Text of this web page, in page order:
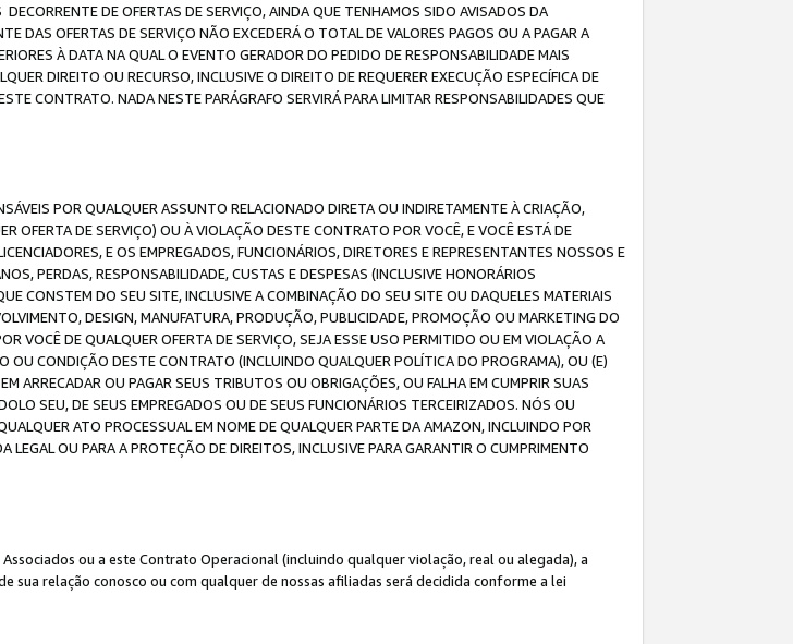
DE OFERTAS DE SERVIÇO, AINDA QUE TENHAMOS SIDO AVISADOS DA
DAS OFERTAS DE SERVIÇO NÃO EXCEDERÁ O TOTAL DE VALORES PAGOS OU A PAGAR A
À DATA NA QUAL O EVENTO GERADOR DO PEDIDO DE RESPONSABILIDADE MAIS
DIREITO OU RECURSO, INCLUSIVE O DIREITO DE REQUERER EXECUÇÃO ESPECÍFICA DE
CONTRATO. NADA NESTE PARÁGRAFO SERVIRÁ PARA LIMITAR RESPONSABILIDADES QUE
POR QUALQUER ASSUNTO RELACIONADO DIRETA OU INDIRETAMENTE À CRIAÇÃO,
OFERTA DE SERVIÇO) OU À VIOLAÇÃO DESTE CONTRATO POR VOCÊ, E VOCÊ ESTÁ DE
E OS EMPREGADOS, FUNCIONÁRIOS, DIRETORES E REPRESENTANTES NOSSOS E
PERDAS, RESPONSABILIDADE, CUSTAS E DESPESAS (INCLUSIVE HONORÁRIOS
CONSTEM DO SEU SITE, INCLUSIVE A COMBINAÇÃO DO SEU SITE OU DAQUELES MATERIAIS
DESIGN, MANUFATURA, PRODUÇÃO, PUBLICIDADE, PROMOÇÃO OU MARKETING DO
VOCÊ DE QUALQUER OFERTA DE SERVIÇO, SEJA ESSE USO PERMITIDO OU EM VIOLAÇÃO A
OU CONDIÇÃO DESTE CONTRATO (INCLUINDO QUALQUER POLÍTICA DO PROGRAMA), OU (E)
ARRECADAR OU PAGAR SEUS TRIBUTOS OU OBRIGAÇÕES, OU FALHA EM CUMPRIR SUAS
SEU, DE SEUS EMPREGADOS OU DE SEUS FUNCIONÁRIOS TERCEIRIZADOS. NÓS OU
ATO PROCESSUAL EM NOME DE QUALQUER PARTE DA AMAZON, INCLUINDO POR
LEGAL OU PARA A PROTEÇÃO DE DIREITOS, INCLUSIVE PARA GARANTIR O CUMPRIMENTO
ou a este Contrato Operacional (incluindo qualquer violação, real ou alegada), a
relação conosco ou com qualquer de nossas afiliadas será decidida conforme a lei